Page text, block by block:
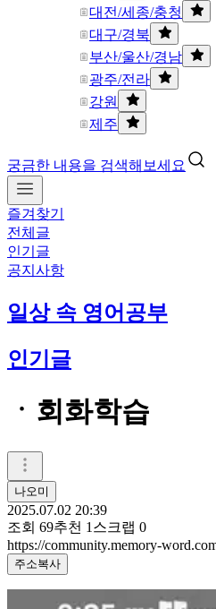
대전/세종/충청
대구/경북
부산/울산/경남
광주/전라
강원
제주
궁금한 내용을 검색해보세요
즐겨찾기
전체글
인기글
공지사항
일상 속 영어공부
인기글
ㆍ회화학습
나오미
2025.07.02 20:39
조회 69추천 1 스크랩 0
https://community.memory-
주소복사